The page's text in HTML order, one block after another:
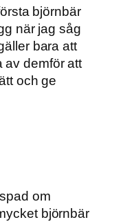
björnbär
när jag såg
bara att
av demför att
och ge
om
björnbär